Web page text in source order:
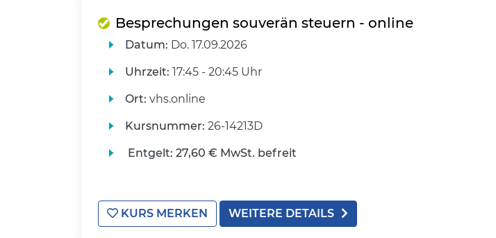
Besprechungen souverän steuern - online
Datum: Do. 17.09.2026
Uhrzeit: 17:45 - 20:45 Uhr
Ort: vhs.online
Kursnummer: 26-14213D
Entgelt: 27,60 € MwSt. befreit
KURS MERKEN WEITERE DETAILS